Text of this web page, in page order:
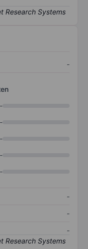
-
-
-
-
-
-
-
-
-